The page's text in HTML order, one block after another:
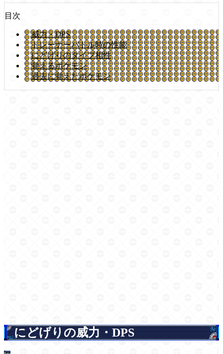
目次
威力・DPS
トレーナーバトル時の性能
にどげりのタイプ相性
覚えるポケモン
過去に覚えたポケモン
にどげりの威力・DPS